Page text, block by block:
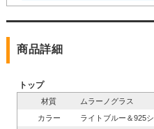
商品詳細
トップ
材質
ムラーノグラス
カラー
ライトブルー＆925